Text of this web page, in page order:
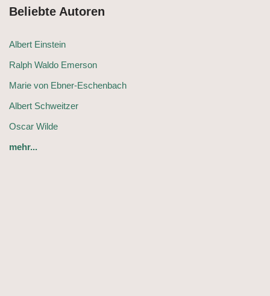
Beliebte Autoren
Albert Einstein
Ralph Waldo Emerson
Marie von Ebner-Eschenbach
Albert Schweitzer
Oscar Wilde
mehr...